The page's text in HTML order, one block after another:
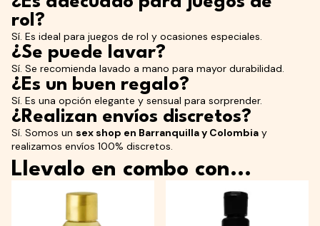
rol?
Sí. Es ideal para juegos de rol y ocasiones especiales.
¿Se puede lavar?
Sí. Se recomienda lavado a mano para mayor durabilidad.
¿Es un buen regalo?
Sí. Es una opción elegante y sensual para sorprender.
¿Realizan envíos discretos?
Sí. Somos un sex shop en Barranquilla y Colombia y
realizamos envíos 100% discretos.
Llevalo en combo con...